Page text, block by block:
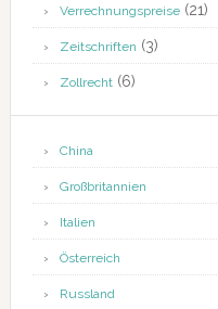
Verrechnungspreise(21)
Zeitschriften (3)
Zollrecht(6)
China
Großbritannien
Italien
Österreich
Russland